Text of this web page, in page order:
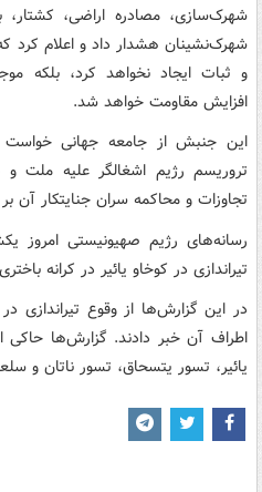
شهرک‌سازی، مصادره اراضی، کشتار،
شهرک‌نشینان هشدار داد و اعلام کرد
و ثبات ایجاد نخواهد کرد، بلکه
افزایش مقاومت خواهد شد.
این جنبش از جامعه جهانی
تروریسم رژیم اشغالگر علیه ملت
تجاوزات و محاکمه سران جنایتکار آن
رسانه‌های رژیم صهیونیستی امروز
تیراندازی در کوخاو یائیر در کرانه باختری یک
در این گزارش‌ها از وقوع تیراندازی
اطراف آن خبر دادند. گزارش‌ها حاکی
یائیر، تسور یتسحاق، تسور ناتان و